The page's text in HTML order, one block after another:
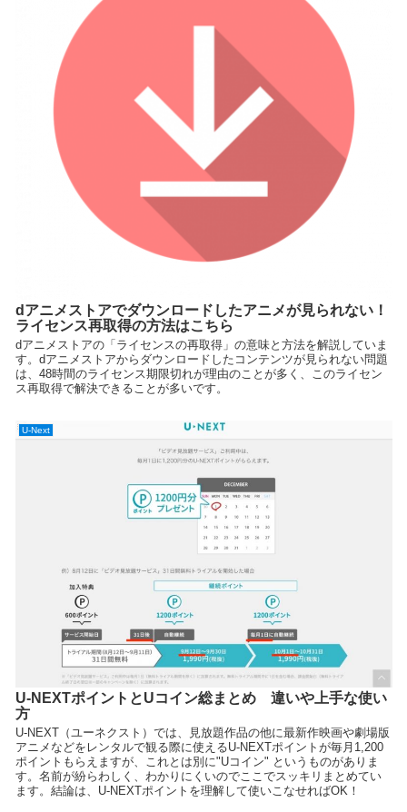
dアニメストアでダウンロードしたアニメが見られない！
ライセンス再取得の方法はこちら
dアニメストアの「ライセンスの再取得」の意味と方法を解説していま
す。dアニメストアからダウンロードしたコンテンツが見られない問題
は、48時間のライセンス期限切れが理由のことが多く、このライセン
ス再取得で解決できることが多いです。
U-Next
U-NEXTポイントとUコイン総まとめ 違いや上手な使い
方
U-NEXT（ユーネクスト）では、見放題作品の他に最新作映画や劇場版
アニメなどをレンタルで観る際に使えるU-NEXTポイントが毎月1,200
ポイントもらえますが、これとは別に"Uコイン" というものがありま
す。名前が紛らわしく、わかりにくいのでここでスッキリまとめてい
ます。結論は、U-NEXTポイントを理解して使いこなせればOK！